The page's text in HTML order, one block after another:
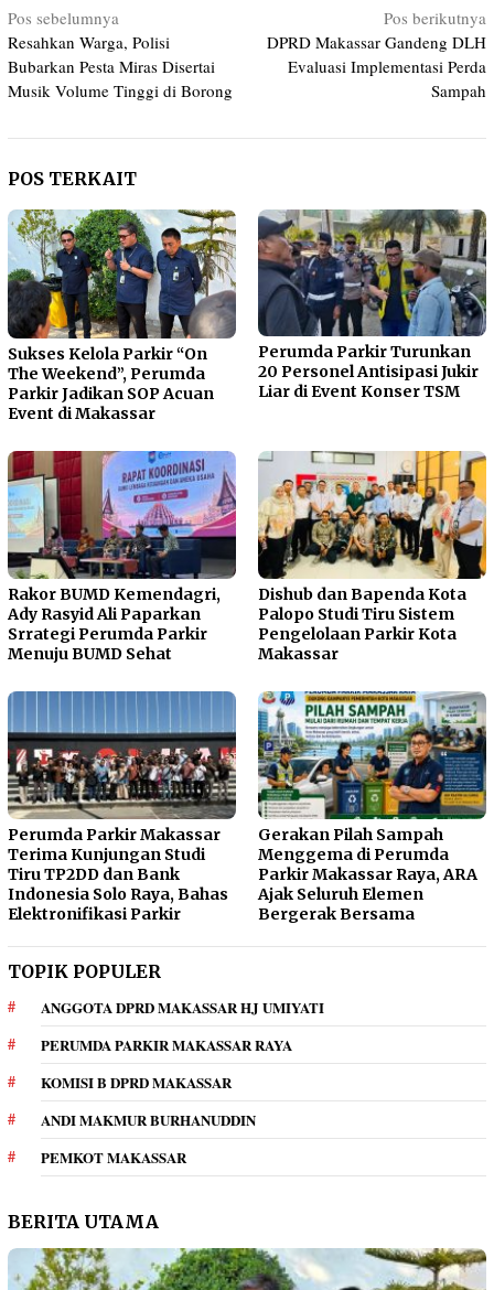
Navigasi
pos
Pos sebelumnya
Resahkan Warga, Polisi
Bubarkan Pesta Miras Disertai
Musik Volume Tinggi di Borong
Pos berikutnya
DPRD Makassar Gandeng DLH
Evaluasi Implementasi Perda
Sampah
POS TERKAIT
Sukses Kelola Parkir “On
The Weekend”, Perumda
Parkir Jadikan SOP Acuan
Event di Makassar
Perumda Parkir Turunkan
20 Personel Antisipasi Jukir
Liar di Event Konser TSM
Rakor BUMD Kemendagri,
Ady Rasyid Ali Paparkan
Srrategi Perumda Parkir
Menuju BUMD Sehat
Dishub dan Bapenda Kota
Palopo Studi Tiru Sistem
Pengelolaan Parkir Kota
Makassar
Perumda Parkir Makassar
Terima Kunjungan Studi
Tiru TP2DD dan Bank
Indonesia Solo Raya, Bahas
Elektronifikasi Parkir
Gerakan Pilah Sampah
Menggema di Perumda
Parkir Makassar Raya, ARA
Ajak Seluruh Elemen
Bergerak Bersama
TOPIK POPULER
ANGGOTA DPRD MAKASSAR HJ UMIYATI
PERUMDA PARKIR MAKASSAR RAYA
KOMISI B DPRD MAKASSAR
ANDI MAKMUR BURHANUDDIN
PEMKOT MAKASSAR
BERITA UTAMA